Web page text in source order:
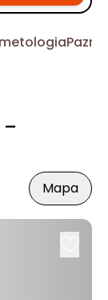
-
Mapa